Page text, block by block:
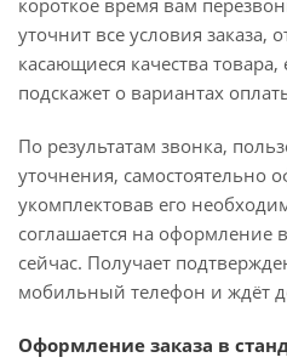
короткое время вам
уточнит все условия заказа,
касающиеся качества
подскажет о вариантах
По результатам звонка,
уточнения, самостоятельно
укомплектовав его
соглашается на оформление
сейчас. Получает
мобильный телефон и ждёт
Оформление заказа в